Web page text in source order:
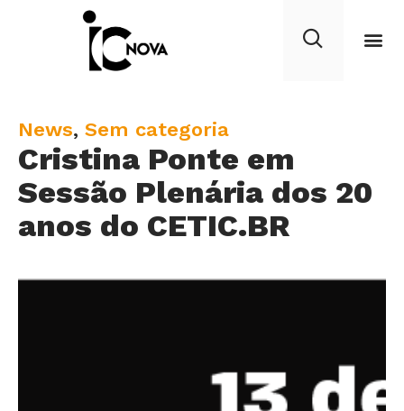
Cristina Ponte em
Sessão Plenária dos 20
anos do CETIC.BR
C
a
t
e
g
r
News, Sem categoria